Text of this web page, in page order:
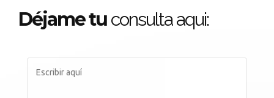
Déjame tu consulta aqui: